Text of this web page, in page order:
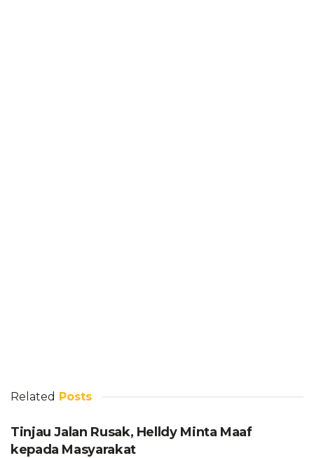
Related Posts
Tinjau Jalan Rusak, Helldy Minta Maaf
kepada Masyarakat